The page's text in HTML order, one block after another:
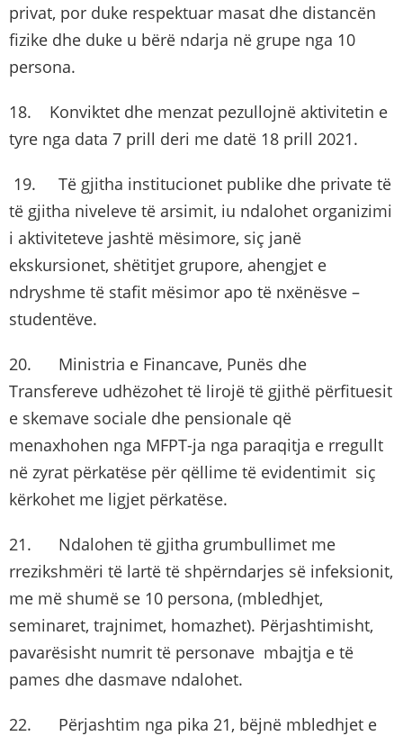
privat, por duke respektuar masat dhe distancën
fizike dhe duke u bërë ndarja në grupe nga 10
persona.
18. Konviktet dhe menzat pezullojnë aktivitetin e
tyre nga data 7 prill deri me datë 18 prill 2021.
19. Të gjitha institucionet publike dhe private të
të gjitha niveleve të arsimit, iu ndalohet organizimi
i aktiviteteve jashtë mësimore, siç janë
ekskursionet, shëtitjet grupore, ahengjet e
ndryshme të stafit mësimor apo të nxënësve –
studentëve.
20. Ministria e Financave, Punës dhe
Transfereve udhëzohet të lirojë të gjithë përfituesit
e skemave sociale dhe pensionale që
menaxhohen nga MFPT-ja nga paraqitja e rregullt
në zyrat përkatëse për qëllime të evidentimit siç
kërkohet me ligjet përkatëse.
21. Ndalohen të gjitha grumbullimet me
rrezikshmëri të lartë të shpërndarjes së infeksionit,
me më shumë se 10 persona, (mbledhjet,
seminaret, trajnimet, homazhet). Përjashtimisht,
pavarësisht numrit të personave mbajtja e të
pames dhe dasmave ndalohet.
22. Përjashtim nga pika 21, bëjnë mbledhjet e